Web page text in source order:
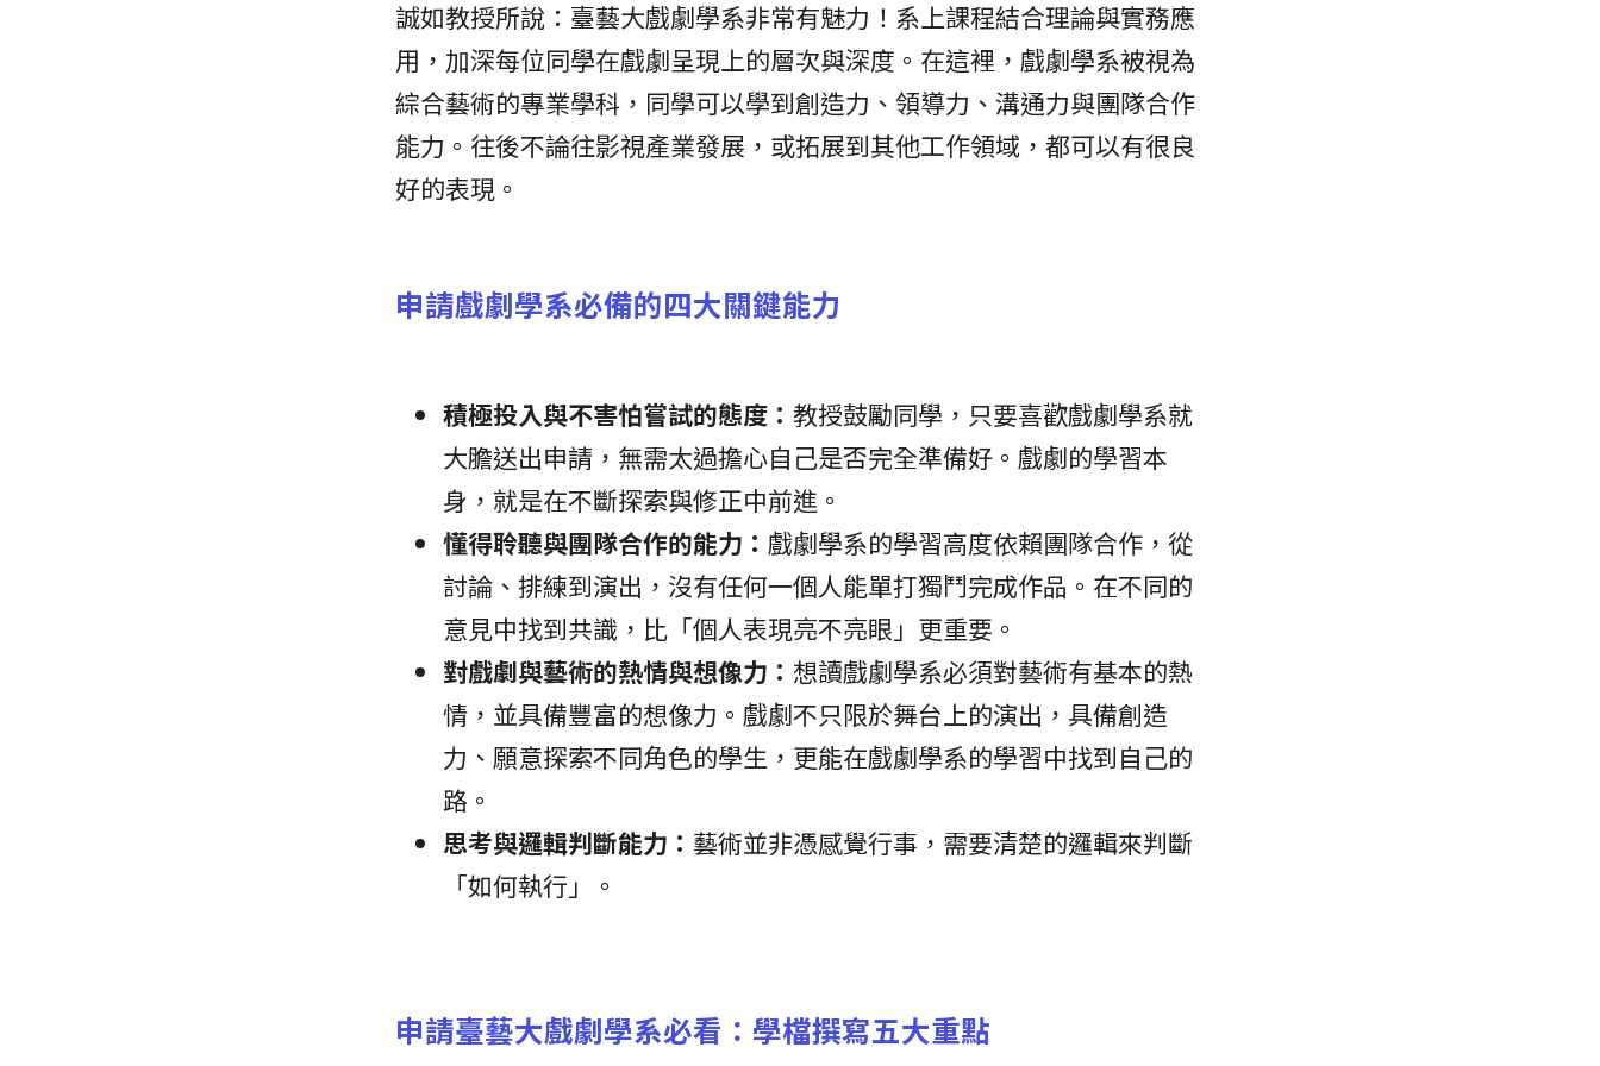
誠如教授所說：臺藝大戲劇學系非常有魅力！系上課程結合理論與實務應
用，加深每位同學在戲劇呈現上的層次與深度。在這裡，戲劇學系被視為
綜合藝術的專業學科，同學可以學到創造力、領導力、溝通力與團隊合作
能力。往後不論往影視產業發展，或拓展到其他工作領域，都可以有很良
好的表現。
申請戲劇學系必備的四大關鍵能力
積極投入與不害怕嘗試的態度： 教授鼓勵同學，只要喜歡戲劇學系就
大膽送出申請，無需太過擔心自己是否完全準備好。戲劇的學習本
身，就是在不斷探索與修正中前進。
懂得聆聽與團隊合作的能力： 戲劇學系的學習高度依賴團隊合作，從
討論、排練到演出，沒有任何一個人能單打獨鬥完成作品。在不同的
意見中找到共識，比「個人表現亮不亮眼」更重要。
對戲劇與藝術的熱情與想像力： 想讀戲劇學系必須對藝術有基本的熱
情，並具備豐富的想像力。戲劇不只限於舞台上的演出，具備創造
力、願意探索不同角色的學生，更能在戲劇學系的學習中找到自己的
路。
思考與邏輯判斷能力： 藝術並非憑感覺行事，需要清楚的邏輯來判斷
「如何執行」。
申請臺藝大戲劇學系必看：學檔撰寫五大重點